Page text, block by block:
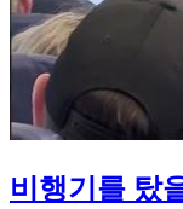
비행기를 탔